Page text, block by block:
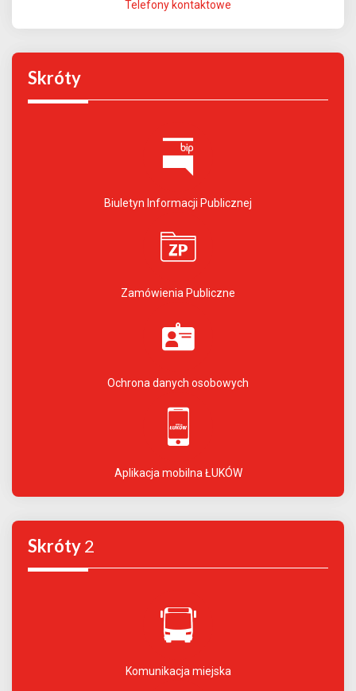
Telefony kontaktowe
Skróty
Biuletyn Informacji Publicznej
Zamówienia Publiczne
Ochrona danych osobowych
Aplikacja mobilna ŁUKÓW
Skróty2
Komunikacja miejska